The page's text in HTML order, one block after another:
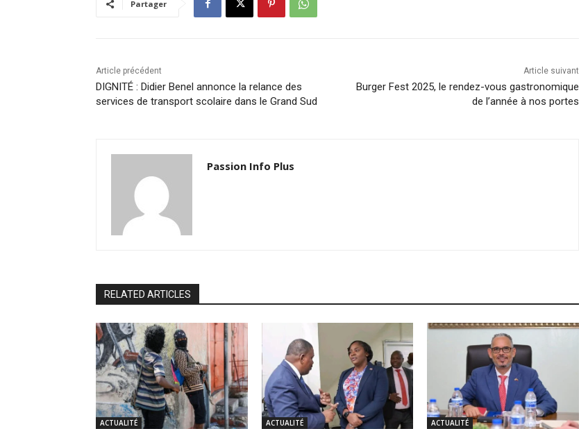
Partager
Article précédent
DIGNITÉ : Didier Benel annonce la relance des
services de transport scolaire dans le Grand Sud
Article suivant
Burger Fest 2025, le rendez-vous gastronomique
de l’année à nos portes
Passion Info Plus
RELATED ARTICLES
ACTUALITÉ ACTUALITÉ ACTUALITÉ